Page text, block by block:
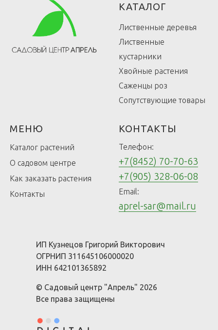
КАТАЛОГ
Лиственные деревья
Лиственные
кустарники
Хвойные растения
Саженцы роз
Сопутствующие товары
МЕНЮ
Каталог растений
О садовом центре
Как заказать растения
Контакты
КОНТАКТЫ
Телефон:
+7(8452) 70-70-63
+7(905) 328-06-08
Email:
aprel-sar@mail.ru
© Садовый центр "Апрель" 2026
Все права защищены
ИП Кузнецов Григорий Викторович
ОГРНИП 311645106000020
ИНН 642101365892